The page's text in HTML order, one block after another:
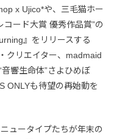
x Ujico*や、三毛猫ホー
ード大賞 優秀作品賞”の
』をリリースする
クリエイター、madmaid
響生命体”さよひめぼ
ONLYも待望の再始動を
ュータイプたちが年末の